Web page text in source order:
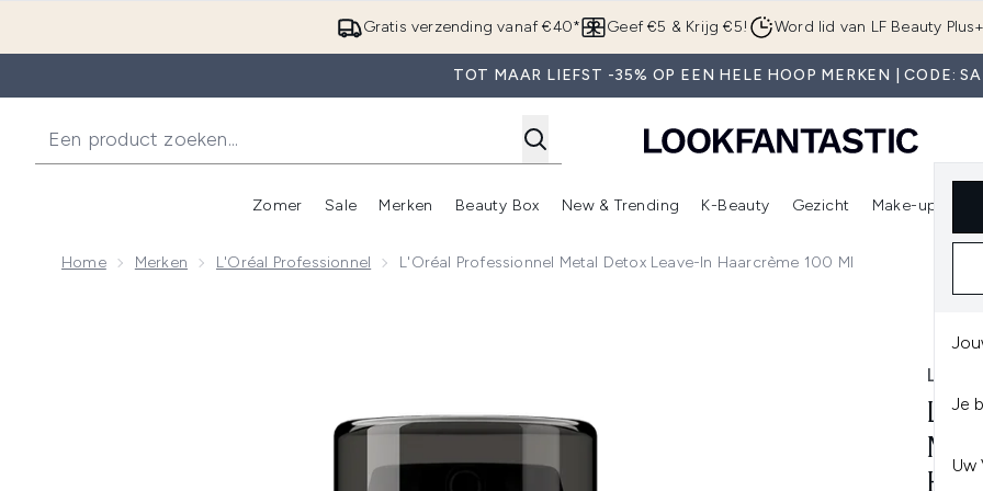
Overslaan naar de hoofdinhoud
Gratis verzending vanaf €40* Geef €5 & Krijg €5! Word lid van LF Beauty Plus+
TOT MAAR LIEFST -35% OP EEN HELE HOOP MERKEN | CODE:
Je
Uw
Zomer
Enter submenu (Zomer)
Sale
Enter submenu (Sale)
Merken
Enter submenu (Merken)
Beauty Box
Enter submenu (Beauty Box)
New & Trending
Enter submenu (New & Trending)
K-Beauty
Enter submenu (K-Beauty)
Gezicht Make-up
Home Merken L'Oréal Professionnel L'Oréal Professionnel Metal Detox Leave-In Haarcrème 100 Ml